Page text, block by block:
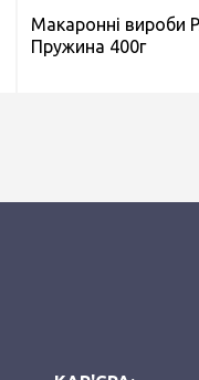
Макаронні вироби
Пружина 400г